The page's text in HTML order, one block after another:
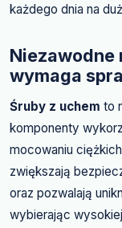
każdego dnia na
Niezawodne
wymaga
Śruby z uchem to
komponenty
mocowaniu
zwiększają
oraz pozwalają
wybierając